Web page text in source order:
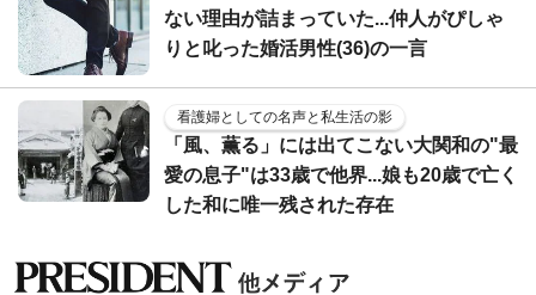
ない理由が詰まっていた...仲人がぴしゃ
りと叱った婚活男性(36)の一言
看護婦としての名声と私生活の影
「風、薫る」には出てこない大関和の"最
愛の息子"は33歳で他界...娘も20歳で亡く
した和に唯一残された存在